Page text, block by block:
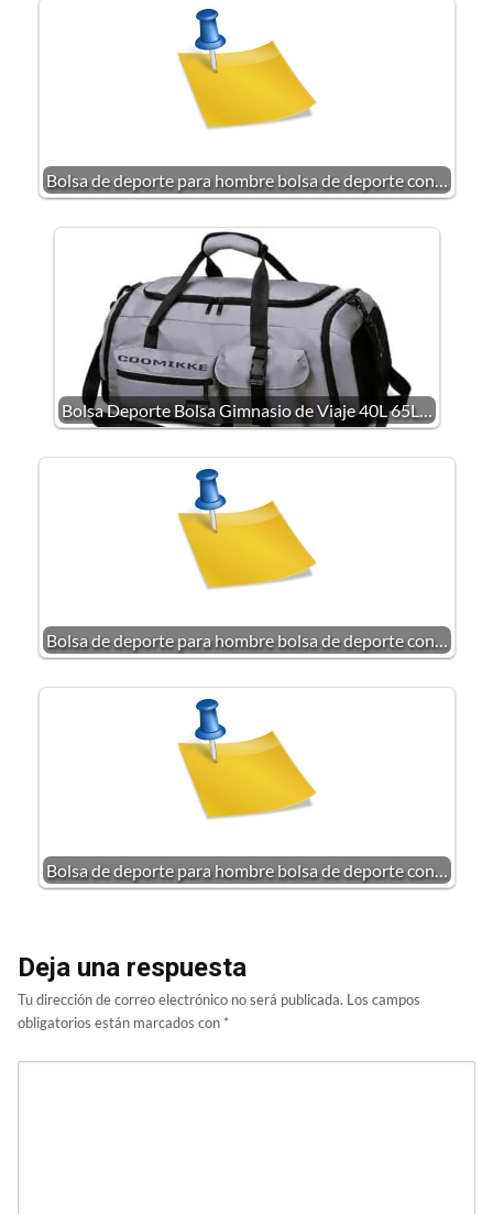
Bolsa de deporte para hombre bolsa de deporte con…
Bolsa Deporte Bolsa Gimnasio de Viaje 40L 65L…
Bolsa de deporte para hombre bolsa de deporte con…
Bolsa de deporte para hombre bolsa de deporte con…
Deja una respuesta
Tu dirección de correo electrónico no será publicada. Los campos
obligatorios están marcados con *